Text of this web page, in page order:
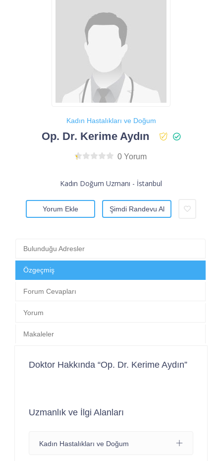
Kadın Hastalıkları ve Doğum
Op. Dr. Kerime Aydın
0 Yorum
Kadın Doğum Uzmanı - İstanbul
Yorum Ekle Şimdi Randevu Al
Bulunduğu Adresler
Özgeçmiş
Forum Cevapları
Yorum
Makaleler
Doktor Hakkında “Op. Dr. Kerime Aydın”
Uzmanlık ve İlgi Alanları
Kadın Hastalıkları ve Doğum